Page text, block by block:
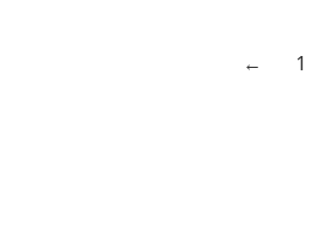
қатысты.
← 1